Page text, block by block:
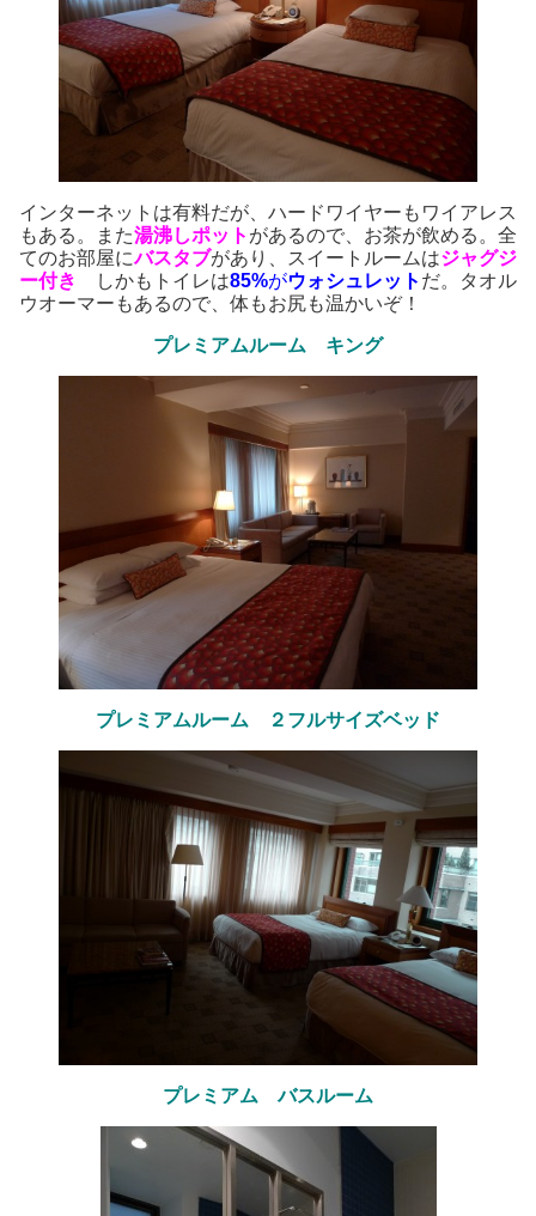
インターネットは有料だが、ハードワイヤーもワイアレス
もある。また湯沸しポット があるので、お茶が飲める。全
てのお部屋にバスタブがあり、スイートルームはジャグジ
ー付き
しかもトイレは85%がウォシュレット だ。タオル
ウオーマーもあるので、体もお尻も温かいぞ！
プレミアムルーム キング
プレミアムルーム ２フルサイズベッド
プレミアム バスルーム